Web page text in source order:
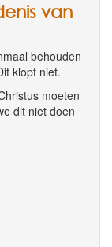
van
behouden
klopt niet.
moeten
dit niet doen